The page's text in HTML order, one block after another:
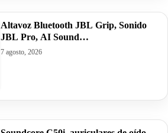
Altavoz Bluetooth JBL Grip, Sonido
JBL Pro, AI Sound…
7 agosto, 2026